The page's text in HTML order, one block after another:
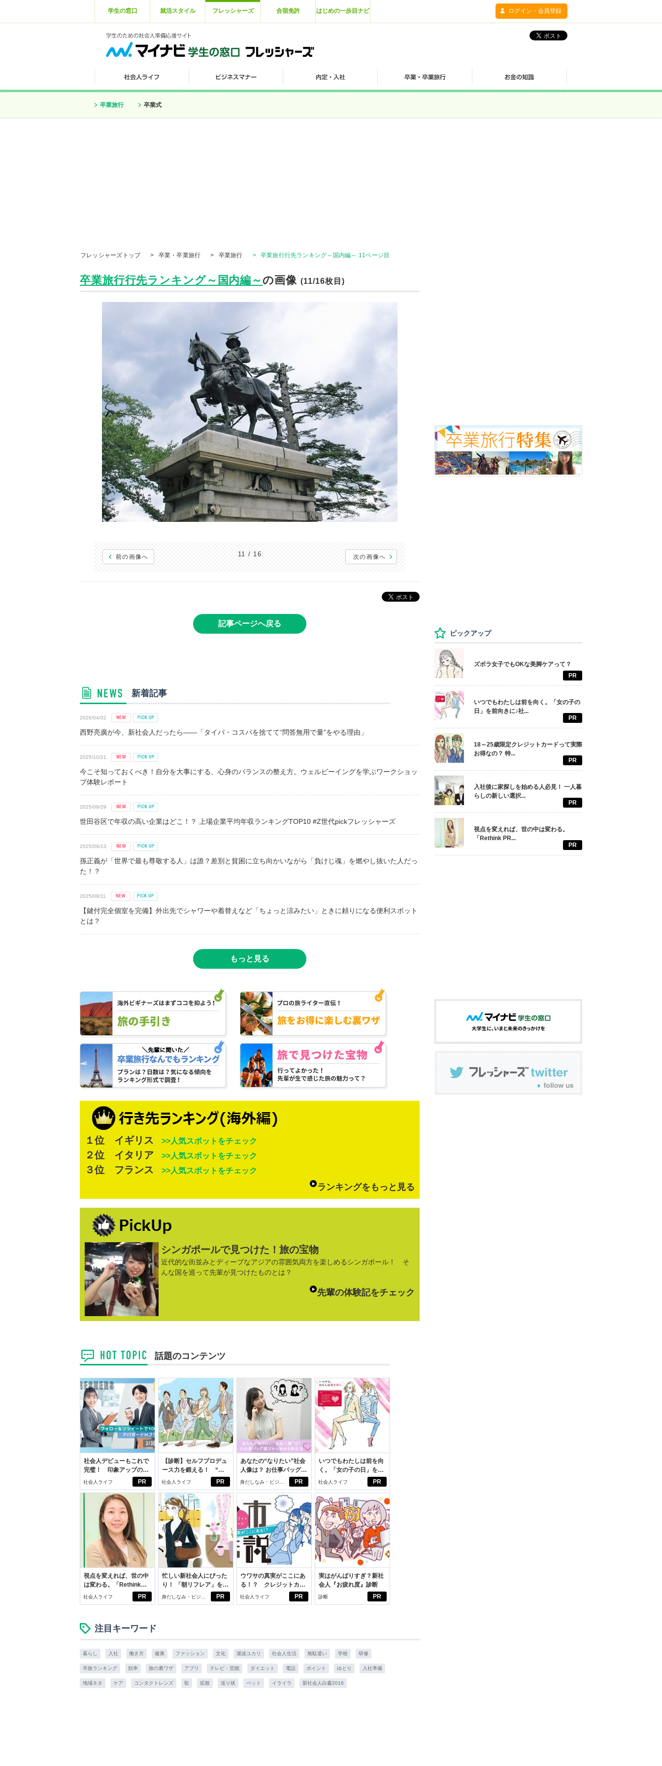
学生の窓口 就活スタイル フレッシャーズ 合宿免許 はじめの一歩目ナビ ログイン・会員登録
卒業旅行 卒業式
フレッシャーズトップ > 卒業・卒業旅行 > 卒業旅行 > 卒業旅行行先ランキング～国内編～ 11ページ目
卒業旅行行先ランキング～国内編～ の画像 (11/16枚目)
前の画像へ 11 / 16 次の画像へ
記事ページへ戻る
新着記事
2026/04/02
西野亮廣が今、新社会人だったら――「タイパ・コスパを捨てて“問答無用で量”をやる理由」
2025/10/21
今こそ知っておくべき！自分を大事にする、心身のバランスの整え方。ウェルビーイングを学ぶワークショッ
プ体験レポート
2025/09/29
世田谷区で年収の高い企業はどこ！？ 上場企業平均年収ランキングTOP10 #Z世代pickフレッシャーズ
2025/09/13
孫正義が「世界で最も尊敬する人」は誰？差別と貧困に立ち向かいながら「負けじ魂」を燃やし抜いた人だっ
た！？
2025/08/11
【鍵付完全個室を完備】外出先でシャワーや着替えなど「ちょっと涼みたい」ときに頼りになる便利スポット
とは？
もっと見る
１位 イギリス >>人気スポットをチェック
２位 イタリア >>人気スポットをチェック
３位 フランス >>人気スポットをチェック
ランキングをもっと見る
シンガポールで見つけた！旅の宝物
近代的な街並みとディープなアジアの雰囲気両方を楽しめるシンガポール！ そ
んな国を巡って先輩が見つけたものとは？
先輩の体験記をチェック
話題のコンテンツ
PR
社会人デビューもこれで
完璧！ 印象アップのセ
ルフプロデュース術
社会人ライフ PR
【診断】セルフプロデュ
ース力を鍛える！ “ジ
ブン観”診断
社会人ライフ PR
あなたの“なりたい”社会
人像は？ お仕事バッグ選
びから始める新生活
身だしなみ・ビジネ
スアイテム
PR
いつでもわたしは前を向
く。「女の子の日」を前
向きに♪社会人エリ・大
社会人ライフ
PR
視点を変えれば、世の中
は変わる。「Rethink
PROJECT」がつたえた
社会人ライフ PR
忙しい新社会人にぴった
り！ 「朝リフレア」をは
じめよう。しっかりニオ
イケアして24時間快適。
身だしなみ・ビジネ
スアイテム
PR
ウワサの真実がここにあ
る！？ クレジットカー
ドの都市伝説
社会人ライフ PR
実はがんばりすぎ？新社
会人『お疲れ度』診断
診断
注目キーワード
暮らし 入社 働き方 健康 ファッション 文化 瀧波ユカリ 社会人生活 無駄遣い 学校 研修
卒旅ランキング 効率 旅の裏ワザ アプリ テレビ・芸能 ダイエット 電話 ポイント ゆとり 入社準備
地域ネタ ケア コンタクトレンズ 歌 拡散 送り状 ペット イライラ 新社会人白書2018
ピックアップ
ズボラ女子でもOKな美脚ケアって？
PR
いつでもわたしは前を向く。「女の子の
日」を前向きに♪社...
PR
18～25歳限定クレジットカードって実際
お得なの？ 特...
PR
入社後に家探しを始める人必見！ 一人暮
らしの新しい選択...
PR
視点を変えれば、世の中は変わる。
「Rethink PR...
PR